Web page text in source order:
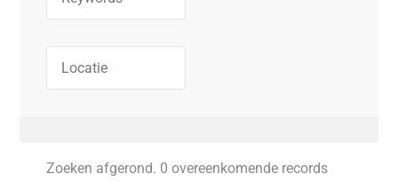
Zoeken afgerond. 0 overeenkomende records